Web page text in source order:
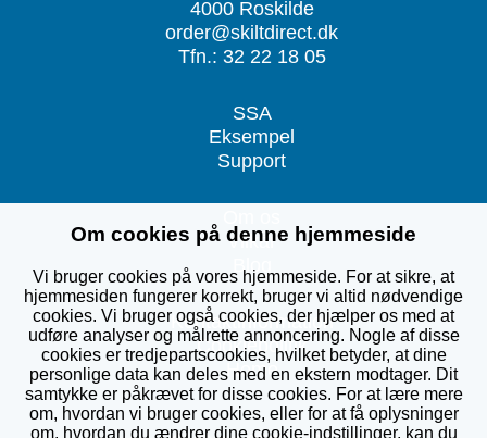
4000 Roskilde
order@skiltdirect.dk
Tfn.: 32 22 18 05
SSA
Eksempel
Support
Vilkår
Blog
Kontaktinformation
Cookiepolitik
Home
Om cookies på denne hjemmeside
Vi bruger cookies på vores hjemmeside. For at sikre, at
hjemmesiden fungerer korrekt, bruger vi altid nødvendige
cookies. Vi bruger også cookies, der hjælper os med at
udføre analyser og målrette annoncering. Nogle af disse
cookies er tredjepartscookies, hvilket betyder, at dine
personlige data kan deles med en ekstern modtager. Dit
samtykke er påkrævet for disse cookies. For at lære mere
om, hvordan vi bruger cookies, eller for at få oplysninger
om, hvordan du ændrer dine cookie-indstillinger, kan du